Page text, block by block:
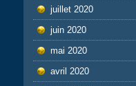
juillet 2020
juin 2020
mai 2020
avril 2020